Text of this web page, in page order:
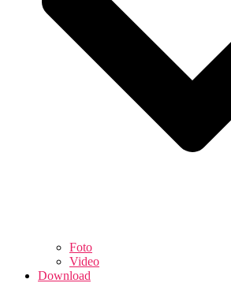
Foto
Video
Download